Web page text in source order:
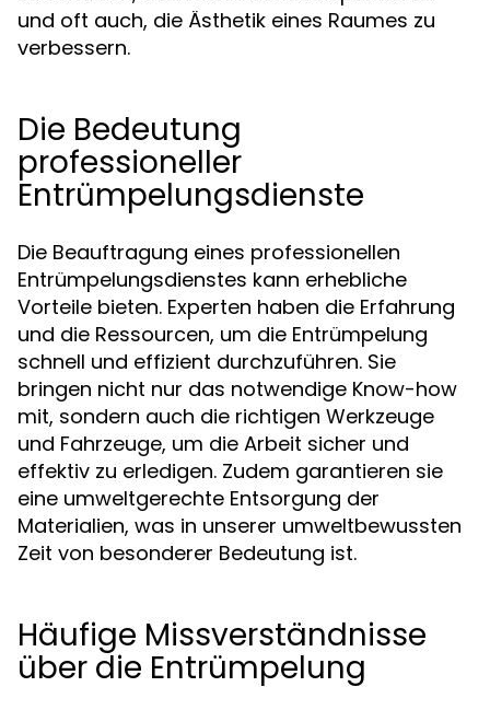
und oft auch, die Ästhetik eines Raumes zu
verbessern.
Die Bedeutung
professioneller
Entrümpelungsdienste
Die Beauftragung eines professionellen
Entrümpelungsdienstes kann erhebliche
Vorteile bieten. Experten haben die Erfahrung
und die Ressourcen, um die Entrümpelung
schnell und effizient durchzuführen. Sie
bringen nicht nur das notwendige Know-how
mit, sondern auch die richtigen Werkzeuge
und Fahrzeuge, um die Arbeit sicher und
effektiv zu erledigen. Zudem garantieren sie
eine umweltgerechte Entsorgung der
Materialien, was in unserer umweltbewussten
Zeit von besonderer Bedeutung ist.
Häufige Missverständnisse
über die Entrümpelung